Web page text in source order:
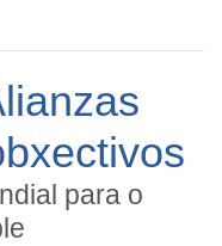
para o